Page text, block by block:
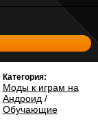
Категория:
Моды к играм на
Андроид /
Обучающие